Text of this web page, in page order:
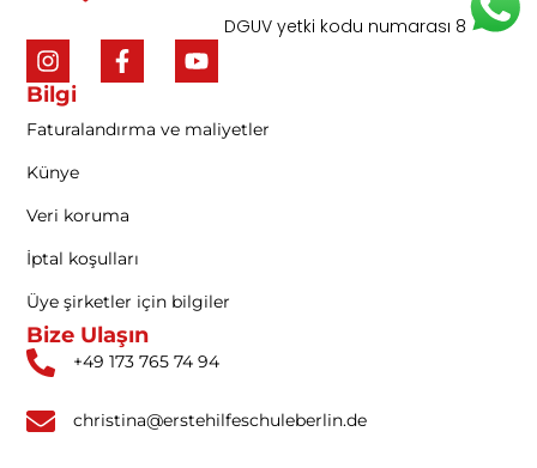
DGUV yetki kodu numarası 8.2083
Bize Ulaşın
+49 173 765 74 94
christina@erstehilfeschuleberlin.de
Bilgi
Faturalandırma ve maliyetler
Künye
Veri koruma
İptal koşulları
Üye şirketler için bilgiler